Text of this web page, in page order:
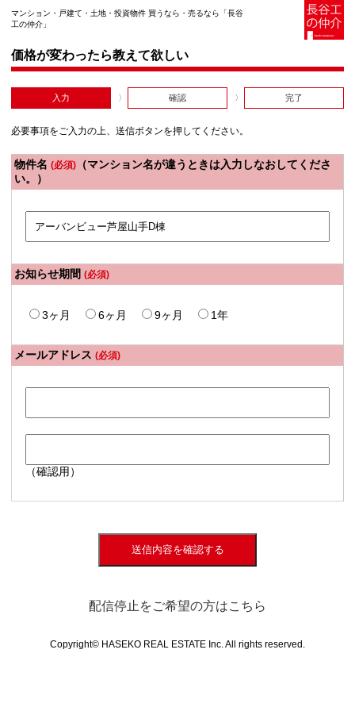
マンション・戸建て・土地・投資物件 買うなら・売るなら「長谷
工の仲介」
価格が変わったら教えて欲しい
入力 確認 完了
必要事項をご入力の上、送信ボタンを押してください。
物件名 (必須) （マンション名が違うときは入力しなおしてくださ
い。）
お知らせ期間 (必須)
3ヶ月 6ヶ月 9ヶ月 1年
メールアドレス (必須)
（確認用）
送信内容を確認する
配信停止をご希望の方はこちら
Copyright© HASEKO REAL ESTATE Inc. All rights reserved.